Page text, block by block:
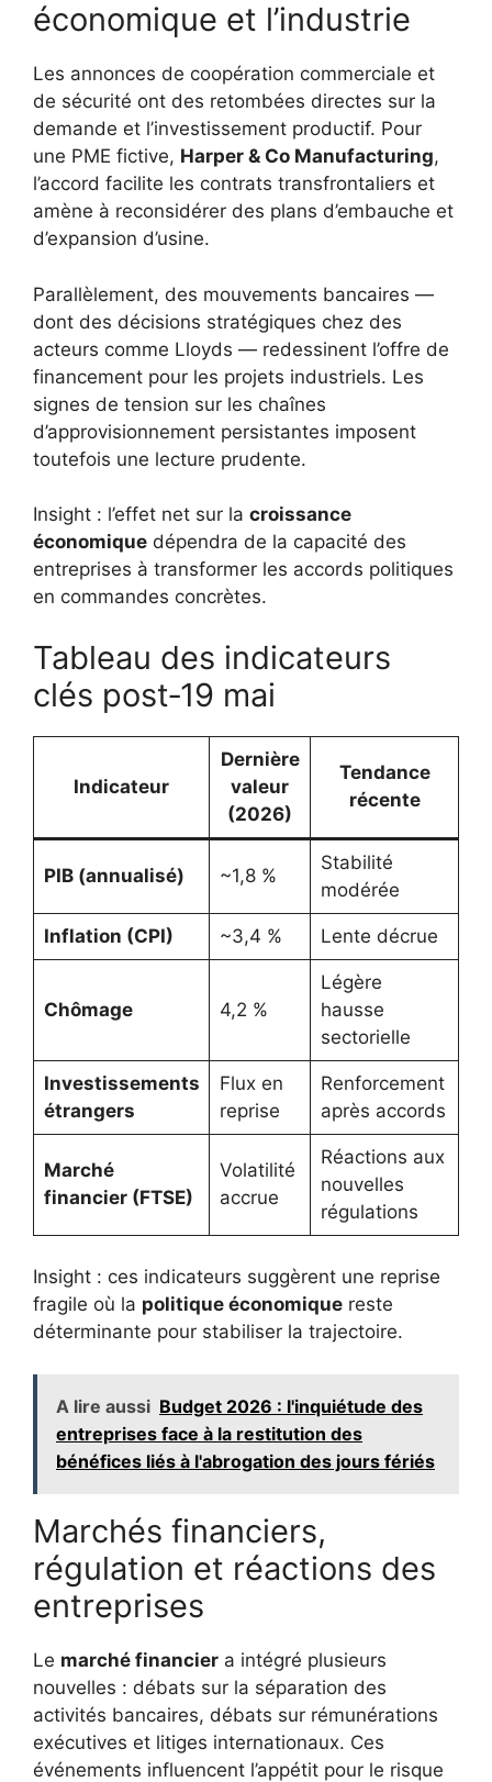
économique et l’industrie
Les annonces de coopération commerciale et
de sécurité ont des retombées directes sur la
demande et l’investissement productif. Pour
une PME fictive, Harper & Co Manufacturing,
l’accord facilite les contrats transfrontaliers et
amène à reconsidérer des plans d’embauche et
d’expansion d’usine.
Parallèlement, des mouvements bancaires —
dont des décisions stratégiques chez des
acteurs comme Lloyds — redessinent l’offre de
financement pour les projets industriels. Les
signes de tension sur les chaînes
d’approvisionnement persistantes imposent
toutefois une lecture prudente.
Insight : l’effet net sur la croissance
économique dépendra de la capacité des
entreprises à transformer les accords politiques
en commandes concrètes.
Tableau des indicateurs
clés post‑19 mai
Indicateur
Dernière
valeur
(2026)
Tendance
récente
PIB (annualisé) ~1,8 %
Stabilité
modérée
Inflation (CPI) ~3,4 % Lente décrue
Chômage 4,2 %
Légère
hausse
sectorielle
Investissements
étrangers
Flux en
reprise
Renforcement
après accords
Marché
financier (FTSE)
Volatilité
accrue
Réactions aux
nouvelles
régulations
Insight : ces indicateurs suggèrent une reprise
fragile où la politique économique reste
déterminante pour stabiliser la trajectoire.
A lire aussi Budget 2026 : l'inquiétude des
entreprises face à la restitution des
bénéfices liés à l'abrogation des jours fériés
Marchés financiers,
régulation et réactions des
entreprises
Le marché financier a intégré plusieurs
nouvelles : débats sur la séparation des
activités bancaires, débats sur rémunérations
exécutives et litiges internationaux. Ces
événements influencent l’appétit pour le risque